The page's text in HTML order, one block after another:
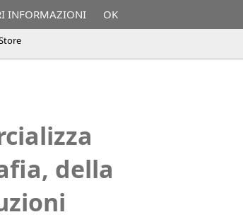
dell'ingegneria civile
della progettazione
della
INFORMAZIONI OK